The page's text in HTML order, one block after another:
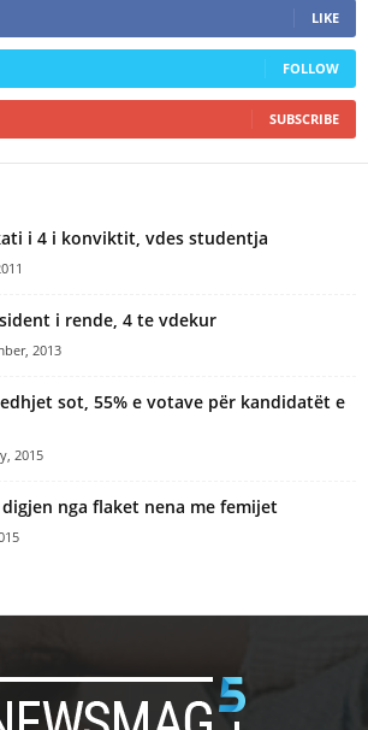
LIKE
FOLLOW
SUBSCRIBE
i 4 i konviktit, vdes studentja
i rende, 4 te vdekur
2013
sot, 55% e votave për kandidatët e
2015
nga flaket nena me femijet